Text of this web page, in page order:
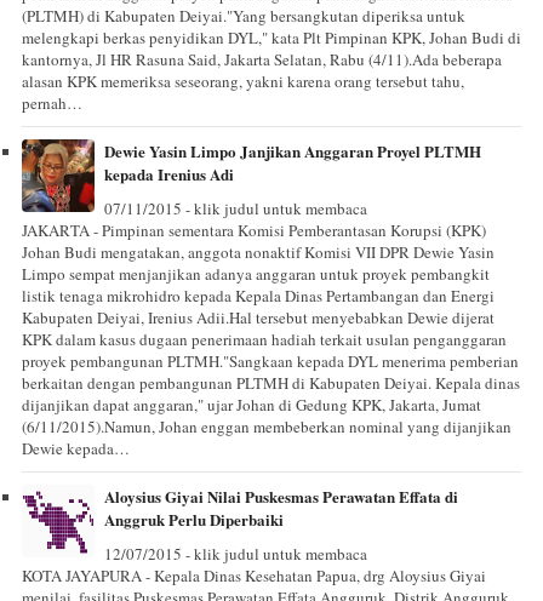
(PLTMH) di Kabupaten Deiyai."Yang bersangkutan diperiksa untuk
melengkapi berkas penyidikan DYL," kata Plt Pimpinan KPK, Johan Budi di
kantornya, Jl HR Rasuna Said, Jakarta Selatan, Rabu (4/11).Ada beberapa
alasan KPK memeriksa seseorang, yakni karena orang tersebut tahu,
pernah…
Dewie Yasin Limpo Janjikan Anggaran Proyel PLTMH
kepada Irenius Adi
07/11/2015 - klik judul untuk membaca
JAKARTA - Pimpinan sementara Komisi Pemberantasan Korupsi (KPK)
Johan Budi mengatakan, anggota nonaktif Komisi VII DPR Dewie Yasin
Limpo sempat menjanjikan adanya anggaran untuk proyek pembangkit
listik tenaga mikrohidro kepada Kepala Dinas Pertambangan dan Energi
Kabupaten Deiyai, Irenius Adii.Hal tersebut menyebabkan Dewie dijerat
KPK dalam kasus dugaan penerimaan hadiah terkait usulan penganggaran
proyek pembangunan PLTMH."Sangkaan kepada DYL menerima pemberian
berkaitan dengan pembangunan PLTMH di Kabupaten Deiyai. Kepala dinas
dijanjikan dapat anggaran," ujar Johan di Gedung KPK, Jakarta, Jumat
(6/11/2015).Namun, Johan enggan membeberkan nominal yang dijanjikan
Dewie kepada…
Aloysius Giyai Nilai Puskesmas Perawatan Effata di
Anggruk Perlu Diperbaiki
12/07/2015 - klik judul untuk membaca
KOTA JAYAPURA - Kepala Dinas Kesehatan Papua, drg Aloysius Giyai